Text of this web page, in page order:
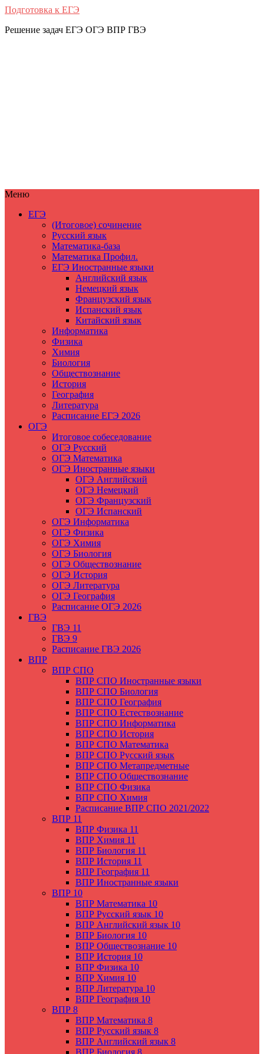
Подготовка к ЕГЭ
Решение задач ЕГЭ ОГЭ ВПР ГВЭ
Меню
ЕГЭ
(Итоговое) сочинение
Русский язык
Математика-база
Математика Профил.
ЕГЭ Иностранные языки
Английский язык
Немецкий язык
Французский язык
Испанский язык
Китайский язык
Информатика
Физика
Химия
Биология
Обществознание
История
География
Литература
Расписание ЕГЭ 2026
ОГЭ
Итоговое собеседование
ОГЭ Русский
ОГЭ Математика
ОГЭ Иностранные языки
ОГЭ Английский
ОГЭ Немецкий
ОГЭ Французский
ОГЭ Испанский
ОГЭ Информатика
ОГЭ Физика
ОГЭ Химия
ОГЭ Биология
ОГЭ Обществознание
ОГЭ История
ОГЭ Литература
ОГЭ География
Расписание ОГЭ 2026
ГВЭ
ГВЭ 11
ГВЭ 9
Расписание ГВЭ 2026
ВПР
ВПР СПО
ВПР СПО Иностранные языки
ВПР СПО Биология
ВПР СПО География
ВПР СПО Естествознание
ВПР СПО Информатика
ВПР СПО История
ВПР СПО Математика
ВПР СПО Русский язык
ВПР СПО Метапредметные
ВПР СПО Обществознание
ВПР СПО Физика
ВПР СПО Химия
Расписание ВПР СПО 2021/2022
ВПР 11
ВПР Физика 11
ВПР Химия 11
ВПР Биология 11
ВПР История 11
ВПР География 11
ВПР Иностранные языки
ВПР 10
ВПР Математика 10
ВПР Русский язык 10
ВПР Английский язык 10
ВПР Биология 10
ВПР Обществознание 10
ВПР История 10
ВПР Физика 10
ВПР Химия 10
ВПР Литература 10
ВПР География 10
ВПР 8
ВПР Математика 8
ВПР Русский язык 8
ВПР Английский язык 8
ВПР Биология 8